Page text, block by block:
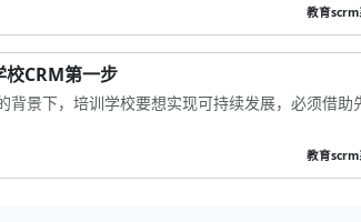
教育
CRM第一步
背景下，培训学校要想实现可持续发展，必须借助
教育